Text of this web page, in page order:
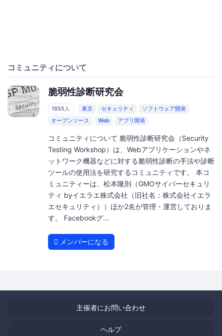
コミュニティについて
脆弱性診断研究会
1855人 東京 セキュリティ
ソフトウェア開発
オープンソース
Web アプリ開発
コミュニティについて 脆弱性診断研究会（Security
Testing Workshop）は、Webアプリケーションやネ
ットワーク機器などに対する脆弱性診断の手法や診断
ツールの使用法を研究するコミュニティです。 本コ
ミュニティーは、松本隆則（GMOサイバーセキュリ
ティ byイエラエ株式会社（旧社名：株式会社イエラ
エセキュリティ））ほか2名が管理・運営しておりま
す。 Facebookグ...
メンバーになる
主催者にお問い合わせ
ヘルプ